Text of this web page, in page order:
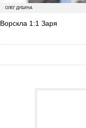
ОЛЕГ ДУБИНА
Ворскла 1:1 Заря